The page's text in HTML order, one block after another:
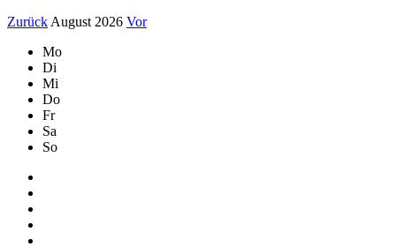
Zurück August 2026 Vor
Mo
Di
Mi
Do
Fr
Sa
So